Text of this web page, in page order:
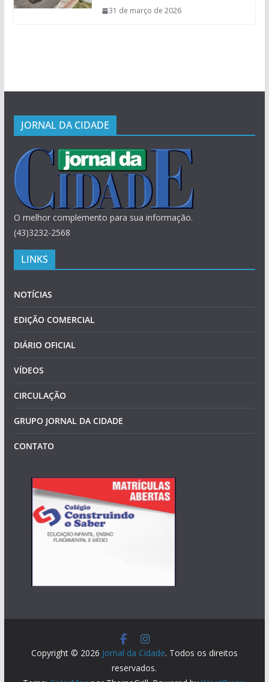
31 de março de 2026
JORNAL DA CIDADE
O melhor complemento para sua informação.
(43)3232-2568
LINKS
NOTÍCIAS
EDIÇÃO COMERCIAL
DIÁRIO OFICIAL
VÍDEOS
CIRCULAÇÃO
GRUPO JORNAL DA CIDADE
CONTATO
Copyright © 2026 Jornal da Cidade. Todos os direitos
reservados.